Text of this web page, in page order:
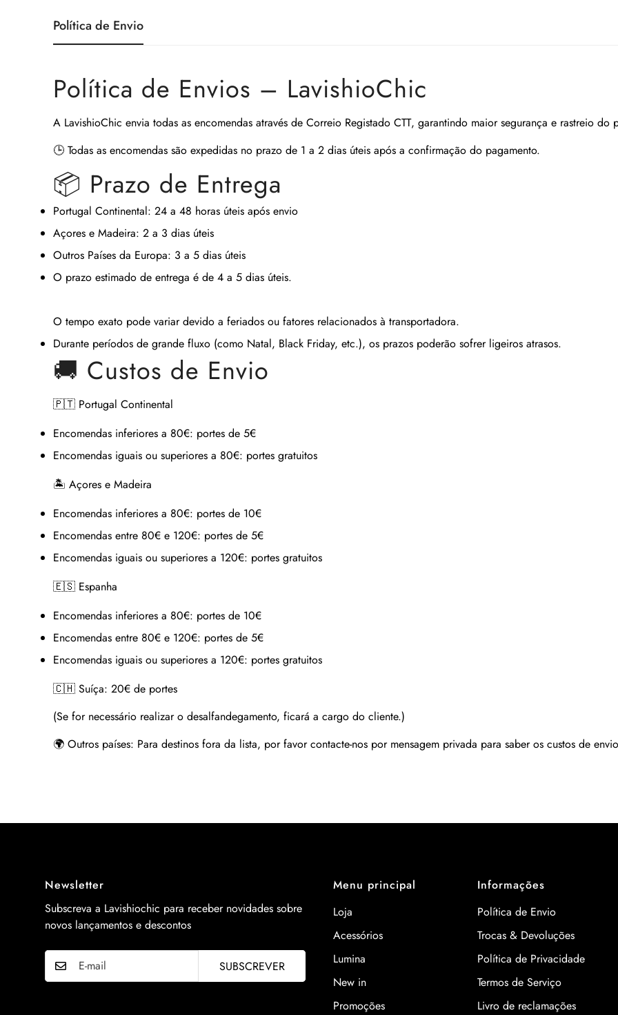
Política de Envio
Política de Envios – LavishioChic
A LavishioChic envia todas as encomendas através de Correio Registado CTT, garantindo maior segurança e rastreio do
🕒 Todas as encomendas são expedidas no prazo de 1 a 2 dias úteis após a confirmação do pagamento.
📦 Prazo de Entrega
Portugal Continental: 24 a 48 horas úteis após envio
Açores e Madeira: 2 a 3 dias úteis
Outros Países da Europa: 3 a 5 dias úteis
O prazo estimado de entrega é de 4 a 5 dias úteis.
O tempo exato pode variar devido a feriados ou fatores relacionados à transportadora.
Durante períodos de grande fluxo (como Natal, Black Friday, etc.), os prazos poderão sofrer ligeiros atrasos.
🚚 Custos de Envio
🇵🇹 Portugal Continental
Encomendas inferiores a 80€: portes de 5€
Encomendas iguais ou superiores a 80€: portes gratuitos
🏝 Açores e Madeira
Encomendas inferiores a 80€: portes de 10€
Encomendas entre 80€ e 120€: portes de 5€
Encomendas iguais ou superiores a 120€: portes gratuitos
🇪🇸 Espanha
Encomendas inferiores a 80€: portes de 10€
Encomendas entre 80€ e 120€: portes de 5€
Encomendas iguais ou superiores a 120€: portes gratuitos
🇨🇭 Suíça: 20€ de portes
(Se for necessário realizar o desalfandegamento, ficará a cargo do cliente.)
🌍 Outros países: Para destinos fora da lista, por favor contacte-nos por mensagem privada para saber os custos de
Newsletter
Subscreva a Lavishiochic para receber novidades sobre
novos lançamentos e descontos
SUBSCREVER
Menu principal
Loja
Acessórios
Lumina
New in
Promoções
Informações
Política de Envio
Trocas & Devoluções
Política de Privacidade
Termos de Serviço
Livro de reclamações